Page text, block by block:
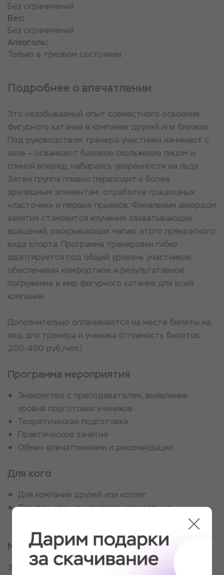
Без ограничений
Вес:
Без ограничений
Алкоголь:
Только в трезвом состоянии
Подробнее о впечатлении
Это незабываемый опыт совместного освоения
фигурного катания в компании друзей или близких.
Под руководством тренера участники начинают с
азов — осваивают базовое скольжение лицом и
спиной вперед, набираясь уверенности на льду.
Затем группа плавно переходит к более
зрелищным элементам: отработке грациозных
«ласточек» и первых прыжков. Финальным аккордом
занятия становится изучение захватывающих
вращений, раскрывающих магию этого прекрасного
вида спорта. Программа тренировки гибко
адаптируется под общий уровень участников,
обеспечивая комфортное и результативное
погружение в мир фигурного катания для всей
компании.
Дополнительно оплачиваются на месте билеты на
лед для тренера и ученика (стоимость билетов
200-400 руб./чел.)
Программа мероприятия
Знакомство с преподавателем, выявление
уровня подготовки учеников
Теоретическая подготовка
Практическое занятие
Обмен впечатлениями и рекомендации
Для кого
Для компании друзей или коллег
Для тех, кто ценит яркие совместные
Место проведения
3 филиала на выбор